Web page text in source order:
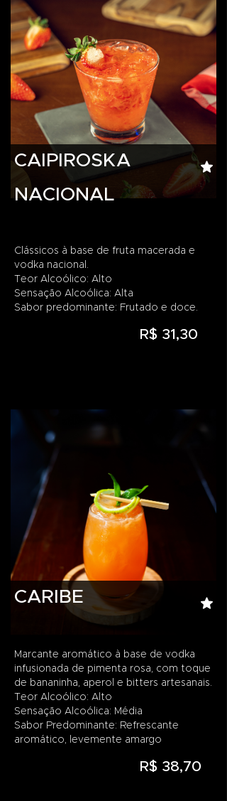
CAIPIROSKA
NACIONAL
Clássicos à base de fruta macerada e
vodka nacional.
Teor Alcoólico: Alto
Sensação Alcoólica: Alta
Sabor predominante: Frutado e doce.
R$ 31,30
CARIBE
Marcante aromático à base de vodka
infusionada de pimenta rosa, com toque
de bananinha, aperol e bitters artesanais.
Teor Alcoólico: Alto
Sensação Alcoólica: Média
Sabor Predominante: Refrescante
aromático, levemente amargo
R$ 38,70